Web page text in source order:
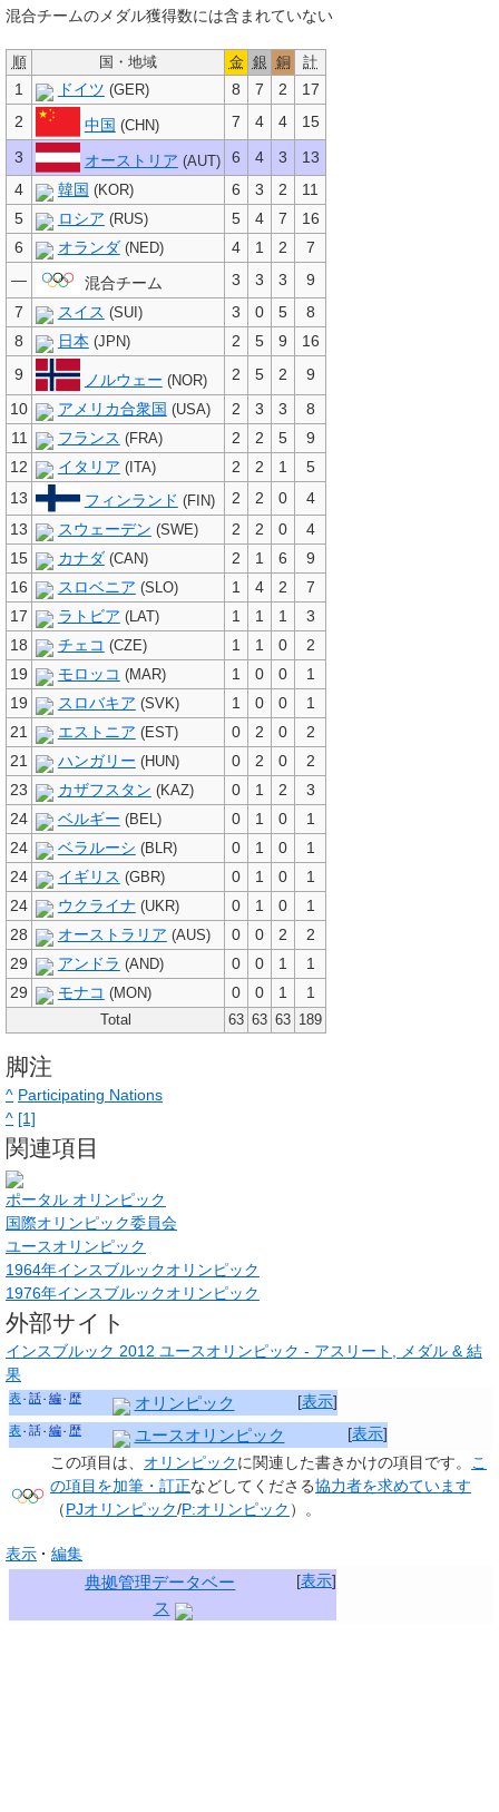
混合チームのメダル獲得数には含まれていない
順 国・地域 金 銀 銅 計
1 ドイツ (GER) 8 7 2
17
2
中国 (CHN) 7 4 4
15
3
オーストリア (AUT) 6 4 3
13
4
韓国 (KOR) 6 3 2
11
5
ロシア (RUS) 5 4 7
16
6
オランダ (NED) 4 1 2
7
—
混合チーム 3 3 3
9
7
スイス (SUI) 3 0 5
8
8
日本 (JPN) 2 5 9
16
9
ノルウェー (NOR) 2 5 2
9
10
アメリカ合衆国 (USA) 2 3 3
8
11
フランス (FRA) 2 2 5
9
12
イタリア (ITA) 2 2 1
5
13
フィンランド (FIN) 2 2 0
4
13
スウェーデン (SWE) 2 2 0
4
15
カナダ (CAN) 2 1 6
9
16
スロベニア (SLO) 1 4 2
7
17
ラトビア (LAT) 1 1 1
3
18
チェコ (CZE) 1 1 0
2
19
モロッコ (MAR) 1 0 0
1
19
スロバキア (SVK) 1 0 0
1
21
エストニア (EST) 0 2 0
2
21
ハンガリー (HUN) 0 2 0
2
23
カザフスタン (KAZ) 0 1 2
3
24
ベルギー (BEL) 0 1 0
1
24
ベラルーシ (BLR) 0 1 0
1
24
イギリス (GBR) 0 1 0
1
24
ウクライナ (UKR) 0 1 0
1
28
オーストラリア (AUS) 0 0 2
2
29
アンドラ (AND) 0 0 1
1
29
モナコ (MON) 0 0 1 1
Total 63 63 63 189
脚注
^ Participating Nations
^ [1]
関連項目
ポータル オリンピック
国際オリンピック委員会
ユースオリンピック
1964年インスブルックオリンピック
1976年インスブルックオリンピック
外部サイト
インスブルック 2012 ユースオリンピック - アスリート, メダル & 結
果
[表示]
表 話 編 歴 オリンピック
[表示]
表 話 編 歴 ユースオリンピック
この項目は、 オリンピックに関連した書きかけの項目 です。
こ
の項目を加筆・訂正などしてくださる協力者を求めています
（PJオリンピック/P:オリンピック ）。
表示
編集
[表示]
典拠管理データベー
ス